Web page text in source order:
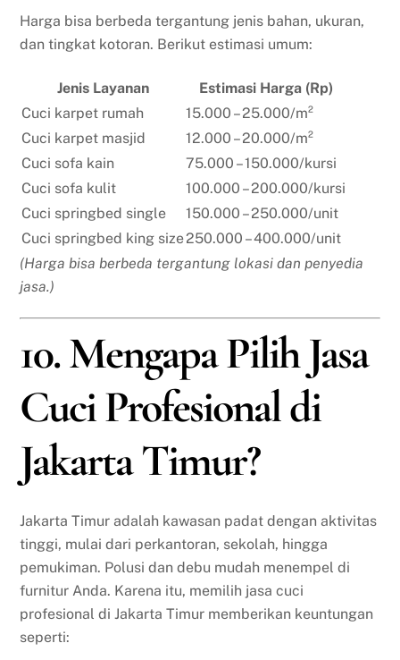
Harga bisa berbeda tergantung jenis bahan, ukuran,
dan tingkat kotoran. Berikut estimasi umum:
Jenis Layanan
Estimasi Harga (Rp)
Cuci karpet rumah
15.000 – 25.000/m²
Cuci karpet masjid
12.000 – 20.000/m²
Cuci sofa kain
75.000 – 150.000/kursi
Cuci sofa kulit
100.000 – 200.000/kursi
Cuci springbed single
150.000 – 250.000/unit
Cuci springbed king size250.000 – 400.000/unit
(Harga bisa berbeda tergantung lokasi dan penyedia
jasa.)
10. Mengapa Pilih Jasa
Cuci Profesional di
Jakarta Timur?
Jakarta Timur adalah kawasan padat dengan aktivitas
tinggi, mulai dari perkantoran, sekolah, hingga
pemukiman. Polusi dan debu mudah menempel di
furnitur Anda. Karena itu, memilih jasa cuci
profesional di Jakarta Timur memberikan keuntungan
seperti: